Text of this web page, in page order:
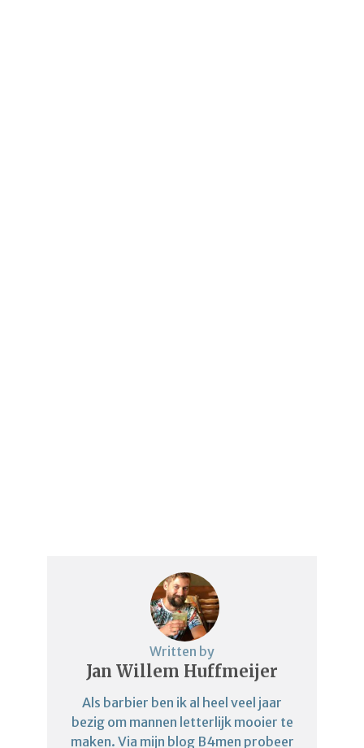
Written by
Jan Willem Huffmeijer
Als barbier ben ik al heel veel jaar
bezig om mannen letterlijk mooier te
maken. Via mijn blog B4men probeer